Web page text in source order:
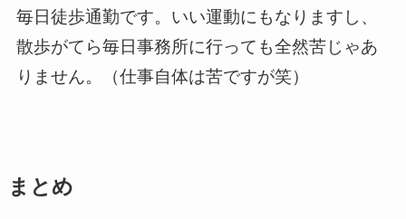
毎日徒歩通勤です。いい運動にもなりますし、
散歩がてら毎日事務所に行っても全然苦じゃあ
りません。（仕事自体は苦ですが笑）
まとめ